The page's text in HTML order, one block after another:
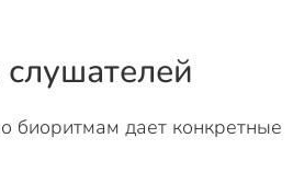
дает конкретные